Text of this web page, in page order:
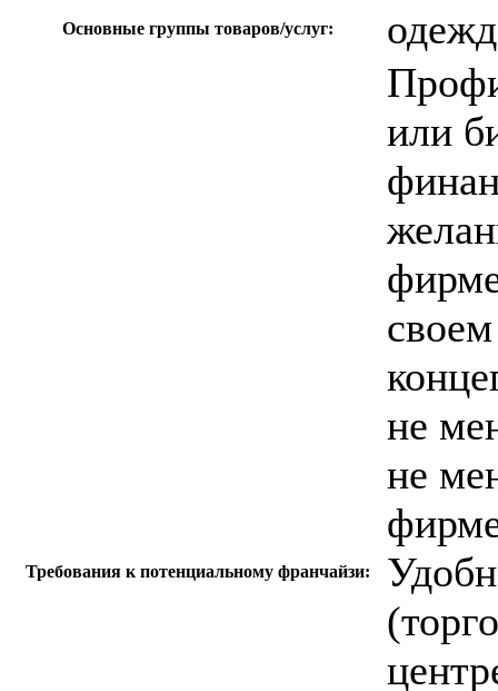
Основные группы товаров/услуг:
Требования к потенциальному франчайзи:
или
не
не